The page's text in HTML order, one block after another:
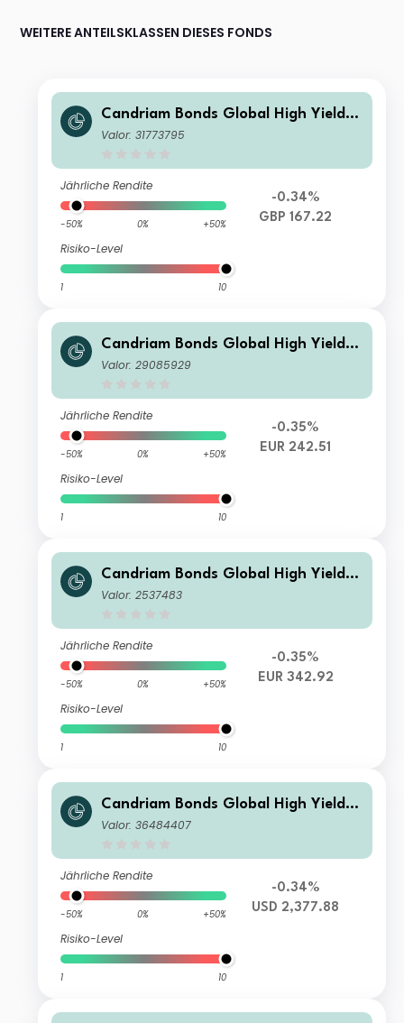
WEITERE ANTEILSKLASSEN DIESES FONDS
Candriam Bonds Global High Yield C
lass R(Q)-H GBP Dis
Valor: 31773795
Jährliche Rendite
-50% 0% +50%
Risiko-Level
1 10
-0.34%
GBP 167.22
Candriam Bonds Global High Yield C
lass R EUR Cap
Valor: 29085929
Jährliche Rendite
-50% 0% +50%
Risiko-Level
1 10
-0.35%
EUR 242.51
Candriam Bonds Global High Yield C
lass Z EUR Cap
Valor: 2537483
Jährliche Rendite
-50% 0% +50%
Risiko-Level
1 10
-0.35%
EUR 342.92
Candriam Bonds Global High Yield I
USD Cap
Valor: 36484407
Jährliche Rendite
-50% 0% +50%
Risiko-Level
1 10
-0.34%
USD 2,377.88